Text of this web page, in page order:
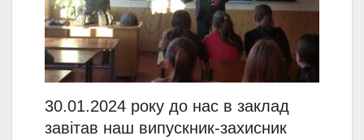
30.01.2024 року до нас в заклад
завітав наш випускник-захисник